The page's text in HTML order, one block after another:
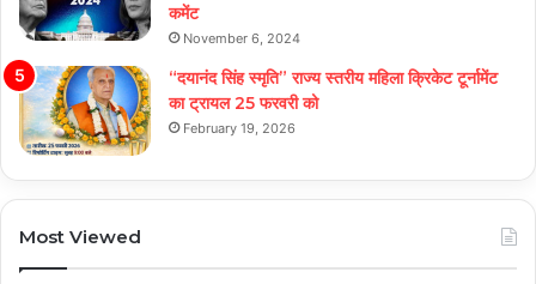
कमेंट
November 6, 2024
“दयानंद सिंह स्मृति” राज्य स्तरीय महिला क्रिकेट टूर्नामेंट
का ट्रायल 25 फरवरी को
February 19, 2026
Most Viewed